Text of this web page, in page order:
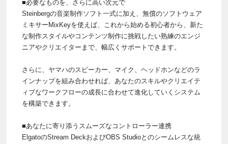
■必要なものを、さらに高い次元で
Steinbergの音楽制作ソフト一式に加え、無償のソフトウェア
ミキサーMixKeyを使えば、これから始める初心者から、新た
な制作スタイルやコンテンツ制作に挑戦したい熟練のエンジ
ニアやクリエイターまで、幅広くサポートできます。
さらに、ヤマハのスピーカー、マイク、ヘッドホンなどのラ
インナップを組み合わせれば、あなたのスキルやクリエイテ
ィブなワークフローの成長に合わせて進化していくシステム
を構築できます。
■あなたに寄り添うスムーズなコントローラー連携
ElgatoのStream DeckおよびOBS Studioとのシームレスな統